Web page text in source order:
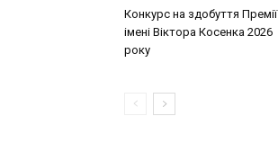
Конкурс на здобуття Премії
імені Віктора Косенка 2026
року